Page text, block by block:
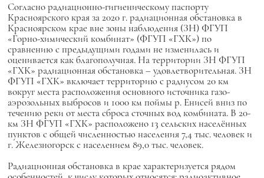
Согласно радиационно-гигиеническому паспорту
Красноярского края за 2020 г. радиационная обстановка в
Красноярском крае вне зоны наблюдения (ЗН) ФГУП
«Горно-химический комбинат» (ФГУП «ГХК») по
сравнению с предыдущими годами не изменилась и
оценивается как благополучная. На территории ЗН ФГУП
«ГХК» радиационная обстановка – удовлетворительная. ЗН
ФГУП «ГХК» включает территорию с радиусом 20 км
вокруг места расположения основного источника газо-
аэрозольных выбросов и 1000 км поймы р. Енисей вниз по
течению реки от места сброса сточных вод комбината. В 20-
км ЗН ФГУП «ГХК» расположено 13 сельских населённых
пунктов с общей численностью населения 7,4 тыс. человек и
г. Железногорск с населением 89,0 тыс. человек.
Радиационная обстановка в крае характеризуется рядом